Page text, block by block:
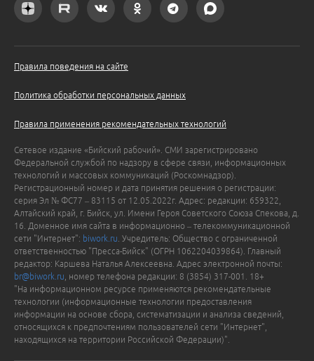
Правила поведения на сайте
Политика обработки персональных данных
Правила применения рекомендательных технологий
Сетевое издание «Бийский рабочий». СМИ зарегистрировано
Федеральной службой по надзору в сфере связи, информационных
технологий и массовых коммуникаций (Роскомнадзор).
Регистрационный номер и дата принятия решения о регистрации:
серия Эл № ФС77 – 83115 от 12.05.2022г. Адрес: редакции: 659322,
Алтайский край, г. Бийск, ул. Имени Героя Советского Союза Спекова, д.
16. Доменное имя сайта в информационно – телекоммуникационной
сети "Интернет": biwork.ru . Учредитель: Общество с ограниченной
ответственностью "Пресса-Бийск" (ОГРН 1062204039864). Главный
редактор: Каршева Наталья Алексеевна. Адрес электронной почты:
br@biwork.ru , номер телефона редакции: 8 (3854) 317-001. 18+
"На информационном ресурсе применяются рекомендательные
технологии (информационные технологии предоставления
информации на основе сбора, систематизации и анализа сведений,
относящихся к предпочтениям пользователей сети "Интернет",
находящихся на территории Российской Федерации)".